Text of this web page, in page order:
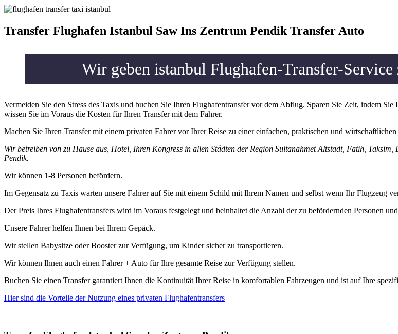
Transfer Flughafen Istanbul Saw Ins Zentrum Pendik Transfer Auto
Wir geben istanbul Flughafen-Transfer-
Vermeiden Sie den Stress des Taxis und buchen Sie Ihren Flughafentransfer vor dem Abflug. Sparen Sie Zeit, indem
wissen Sie im Voraus die Kosten für Ihren Transfer mit dem Fahrer.
Machen Sie Ihren Transfer mit einem privaten Fahrer vor Ihrer Reise zu einer einfachen, praktischen und
Wir betreiben von zu Hause aus, Hotel, Ihren Kongress in allen Städten der Region Sultanahmet Altstadt, Fatih,
Pendik.
Wir können 1-8 Personen befördern.
Im Gegensatz zu Taxis warten unsere Fahrer auf Sie mit einem Schild mit Ihrem Namen und selbst wenn Ihr Flugzeug
Der Preis Ihres Flughafentransfers wird im Voraus festgelegt und beinhaltet die Anzahl der zu befördernden Personen
Unsere Fahrer helfen Ihnen bei Ihrem Gepäck.
Wir stellen Babysitze oder Booster zur Verfügung, um Kinder sicher zu transportieren.
Wir können Ihnen auch einen Fahrer + Auto für Ihre gesamte Reise zur Verfügung stellen.
Buchen Sie einen Transfer garantiert Ihnen die Kontinuität Ihrer Reise in komfortablen Fahrzeugen und ist auf Ihre
Hier sind die Vorteile der Nutzung eines privaten Flughafentransfers